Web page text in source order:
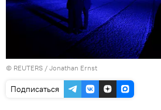
© REUTERS / Jonathan Ernst
Подписаться